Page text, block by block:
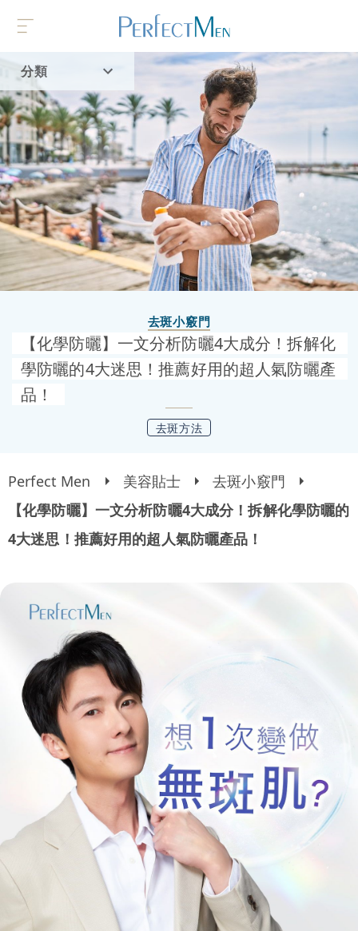
分類
首頁
流行趨勢
去斑小竅門
【化學防曬】一文分析防曬4大成分！拆解化
學防曬的4大迷思！推薦好用的超人氣防曬產
品！
去斑方法
Perfect Men 美容貼士
去斑小竅門
【化學防曬】一文分析防曬4大成分！拆解化學防曬的
4大迷思！推薦好用的超人氣防曬產品！